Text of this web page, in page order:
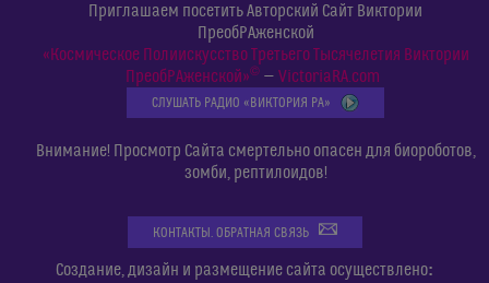
Приглашаем посетить Авторский Сайт Виктории
ПреобРАженской
«Космическое Полиискусство Третьего Тысячелетия Виктории
ПреобРАженской»©— VictoriaRA.com
СЛУШАТЬ РАДИО «ВИКТОРИЯ РА»
Внимание! Просмотр Сайта смертельно опасен для биороботов,
зомби, рептилоидов!
КОНТАКТЫ. ОБРАТНАЯ СВЯЗЬ
Создание, дизайн и размещение сайта осуществлено: